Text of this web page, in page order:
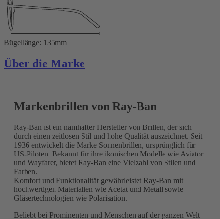
Bügellänge: 135mm
Über die Marke
Markenbrillen von Ray-Ban
Ray-Ban ist ein namhafter Hersteller von Brillen, der sich
durch einen zeitlosen Stil und hohe Qualität auszeichnet. Seit
1936 entwickelt die Marke Sonnenbrillen, ursprünglich für
US-Piloten. Bekannt für ihre ikonischen Modelle wie Aviator
und Wayfarer, bietet Ray-Ban eine Vielzahl von Stilen und
Farben.
Komfort und Funktionalität gewährleistet Ray-Ban mit
hochwertigen Materialien wie Acetat und Metall sowie
Gläsertechnologien wie Polarisation.
Beliebt bei Prominenten und Menschen auf der ganzen Welt